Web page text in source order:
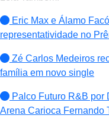
Eric Max e Álamo
representatividade no
Zé Carlos Medeiros
família em novo single
Palco Futuro R&B por
Arena Carioca Fernando